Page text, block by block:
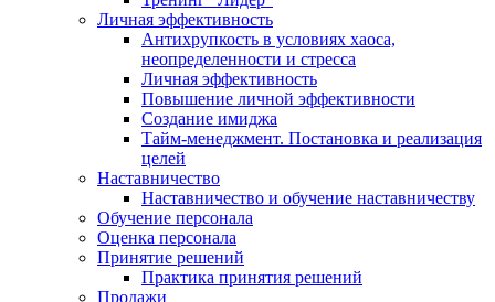
Личная эффективность
Антихрупкость в условиях хаоса,
неопределенности и стресса
Личная эффективность
Повышение личной эффективности
Создание имиджа
Тайм-менеджмент. Постановка и реализация
целей
Наставничество
Наставничество и обучение наставничеству
Обучение персонала
Оценка персонала
Принятие решений
Практика принятия решений
Продажи